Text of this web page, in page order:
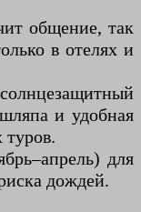
общение, так
в отелях и
и удобная
туров.
для
дождей.